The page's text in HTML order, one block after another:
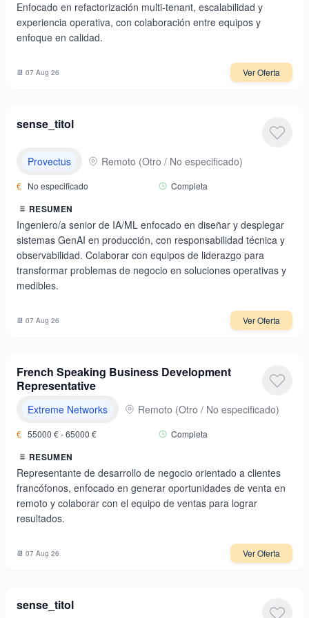
Enfocado en refactorización multi-tenant, escalabilidad y
experiencia operativa, con colaboración entre equipos y
enfoque en calidad.
📆 07 Aug 26 Ver Oferta
sense_titol
Provectus Remoto (Otro / No especificado)
€ No especificado Completa
RESUMEN
Ingeniero/a senior de IA/ML enfocado en diseñar y desplegar
sistemas GenAI en producción, con responsabilidad técnica y
observabilidad. Colaborar con equipos de liderazgo para
transformar problemas de negocio en soluciones operativas y
medibles.
📆 07 Aug 26 Ver Oferta
French Speaking Business Development
Representative
Extreme Networks Remoto (Otro / No especificado)
€ 55000 € -65000 € Completa
RESUMEN
Representante de desarrollo de negocio orientado a clientes
francófonos, enfocado en generar oportunidades de venta en
remoto y colaborar con el equipo de ventas para lograr
resultados.
📆 07 Aug 26 Ver Oferta
sense_titol